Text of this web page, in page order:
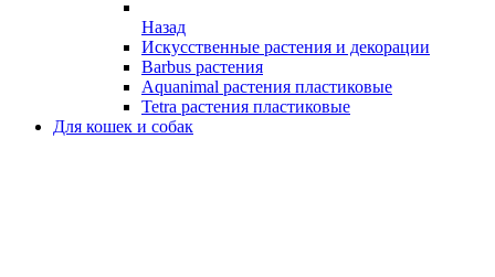
Назад
Искусственные растения и декорации
Barbus растения
Aquanimal растения пластиковые
Tetra растения пластиковые
Для кошек и собак